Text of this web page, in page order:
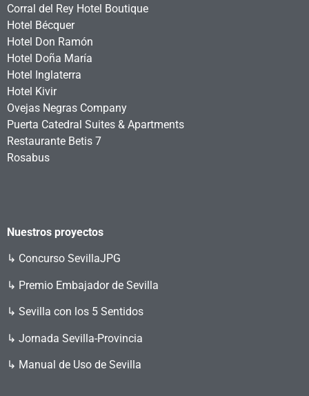
Corral del Rey Hotel Boutique
Hotel Bécquer
Hotel Don Ramón
Hotel Doña María
Hotel Inglaterra
Hotel Kivir
Ovejas Negras Company
Puerta Catedral Suites & Apartments
Restaurante Betis 7
Rosabus
Nuestros proyectos
↳ Concurso SevillaJPG
↳ Premio Embajador de Sevilla
↳ Sevilla con los 5 Sentidos
↳ Jornada Sevilla-Provincia
↳ Manual de Uso de Sevilla